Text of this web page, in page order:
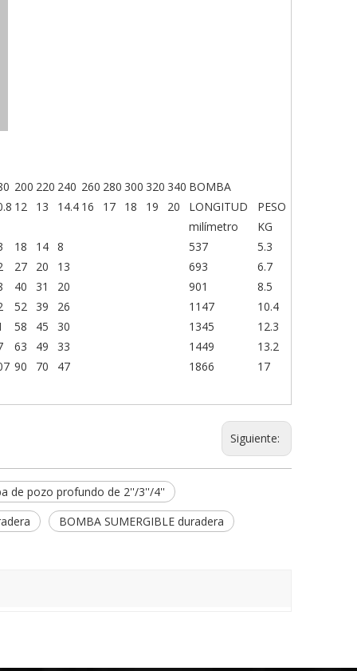
200 220 240 260 280 300 320 340 BOMBA
12 13 14.4 16 17 18 19 20 LONGITUD
PESO
milímetro
KG
18 14 8 537
5.3
27 20 13 693
6.7
40 31 20 901
8.5
52 39 26 1147
10.4
58 45 30 1345
12.3
63 49 33 1449
13.2
90 70 47 1866 17
Siguiente:
de pozo profundo de 2''/3''/4''
BOMBA SUMERGIBLE duradera